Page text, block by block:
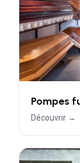
Découvrir →